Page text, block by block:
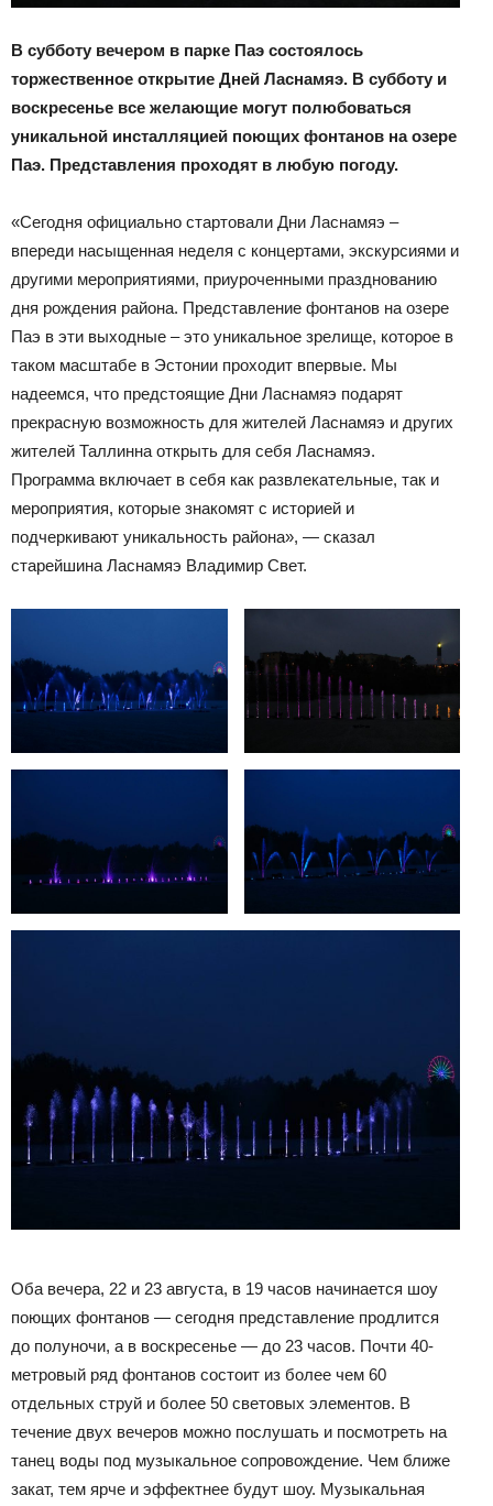
В субботу вечером в парке Паэ состоялось
торжественное открытие Дней Ласнамяэ. В субботу и
воскресенье все желающие могут полюбоваться
уникальной инсталляцией поющих фонтанов на озере
Паэ. Представления проходят в любую погоду.
«Сегодня официально стартовали Дни Ласнамяэ –
впереди насыщенная неделя с концертами, экскурсиями и
другими мероприятиями, приуроченными празднованию
дня рождения района. Представление фонтанов на озере
Паэ в эти выходные – это уникальное зрелище, которое в
таком масштабе в Эстонии проходит впервые. Мы
надеемся, что предстоящие Дни Ласнамяэ подарят
прекрасную возможность для жителей Ласнамяэ и других
жителей Таллинна открыть для себя Ласнамяэ.
Программа включает в себя как развлекательные, так и
мероприятия, которые знакомят с историей и
подчеркивают уникальность района», — сказал
старейшина Ласнамяэ Владимир Свет.
Оба вечера, 22 и 23 августа, в 19 часов начинается шоу
поющих фонтанов — сегодня представление продлится
до полуночи, а в воскресенье — до 23 часов. Почти 40-
метровый ряд фонтанов состоит из более чем 60
отдельных струй и более 50 световых элементов. В
течение двух вечеров можно послушать и посмотреть на
танец воды под музыкальное сопровождение. Чем ближе
закат, тем ярче и эффектнее будут шоу. Музыкальная